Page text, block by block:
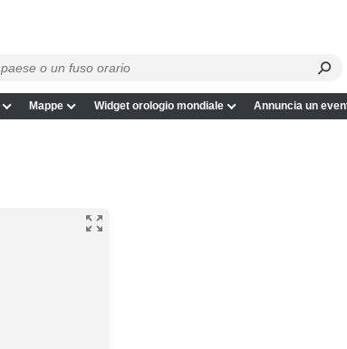
Mappe Widget orologio mondiale Annuncia un